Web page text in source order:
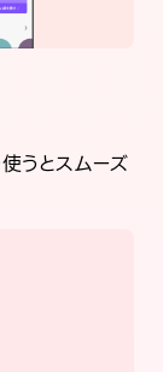
使うとスムーズ